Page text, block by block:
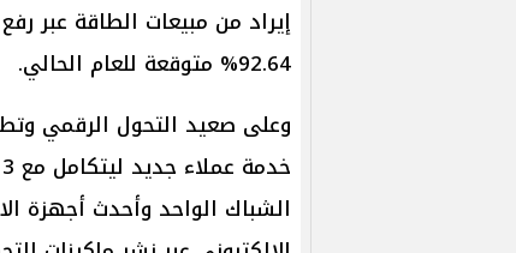
92.64% متوقعة للعام الحالي.
وعلى صعيد التحول الرقمي
الشباك الواحد وأحدث أجهزة